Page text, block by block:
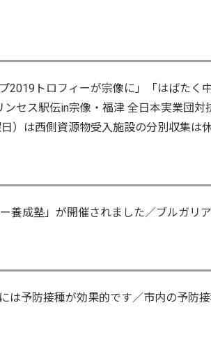
2019トロフィーが宗像に」「はばたく
ンセス駅伝in宗像・福津 全日本実業団
）は西側資源物受入施設の分別収集は
養成塾」が開催されました／ブルガリ
は予防接種が効果的です／市内の予防